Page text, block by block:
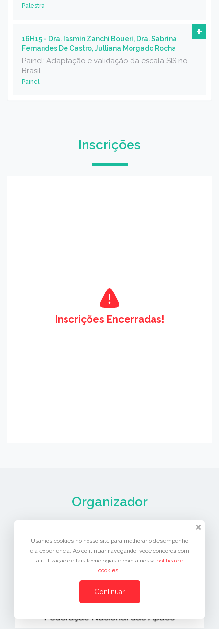
Palestra
16H15 - Dra. Iasmin Zanchi Boueri, Dra. Sabrina
Fernandes De Castro, Julliana Morgado Rocha
Painel: Adaptação e validação da escala SIS no
Brasil
Painel
Inscrições
Inscrições Encerradas!
Organizador
Usamos cookies no nosso site para melhorar o desempenho
e a experiência. Ao continuar navegando, você concorda com
a utilização de tais tecnologias e com a nossa política de
cookies .
Continuar